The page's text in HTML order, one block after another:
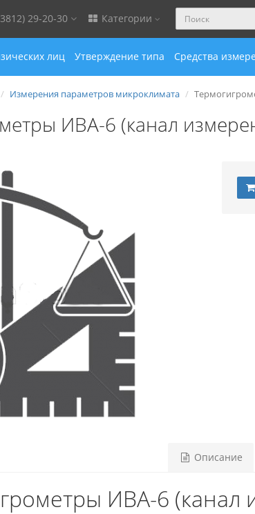
29-20-30 Категории
лиц Утверждение типа Средства
Измерения параметров микроклимата
ИВА-6 (канал
Описание
ИВА-6 (канал